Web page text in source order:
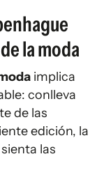
la moda
implica
conlleva
de las
edición, la
sienta las